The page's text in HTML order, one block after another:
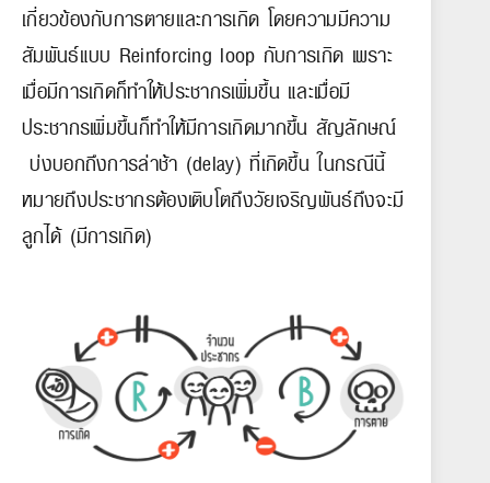
เกี่ยวข้องกับการตายและการเกิด โดยความมีความ
สัมพันธ์แบบ Reinforcing loop กับการเกิด เพราะ
เมื่อมีการเกิดก็ทำให้ประชากรเพิ่มขึ้น และเมื่อมี
ประชากรเพิ่มขึ้นก็ทำให้มีการเกิดมากขึ้น สัญลักษณ์
บ่งบอกถึงการล่าช้า (delay) ที่เกิดขึ้น ในกรณีนี้
หมายถึงประชากรต้องเติบโตถึงวัยเจริญพันธ์ถึงจะมี
ลูกได้ (มีการเกิด)